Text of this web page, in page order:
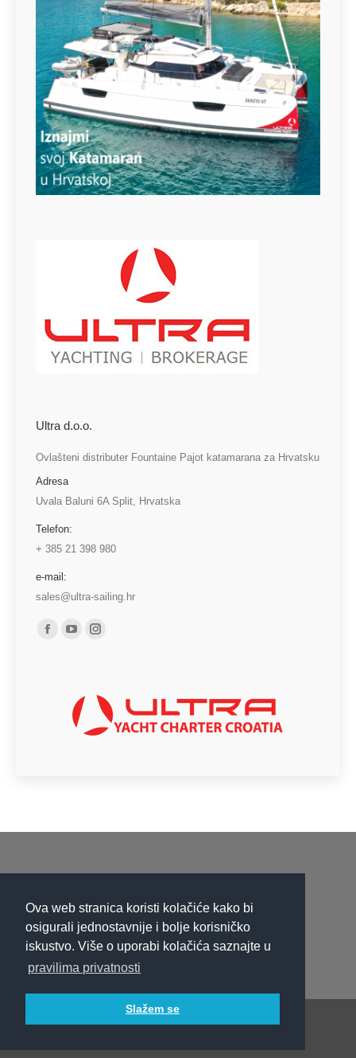
Ova web stranica koristi kolačiće kako bi
osigurali jednostavnije i bolje korisničko
iskustvo. Više o uporabi kolačića saznajte u
pravilima privatnosti
Slažem se
Ultra d.o.o.
Ovlašteni distributer Fountaine Pajot katamarana za Hrvatsku
Adresa
Uvala Baluni 6A Split, Hrvatska
Telefon:
+ 385 21 398 980
e-mail:
sales@ultra-sailing.hr
Find us on:
FacebookYouTube
in
new
Instagram
in
new
Copyright Fountaine Pajot Croatia | Ultra d.o.o. Split @ 2015